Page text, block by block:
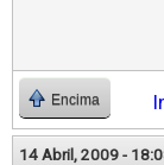
Encima
14 Abril, 2009 -